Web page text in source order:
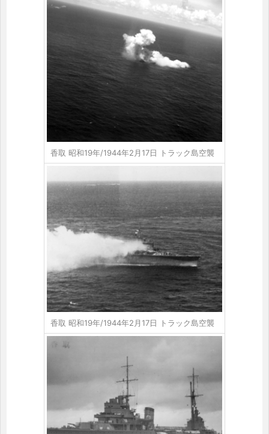
香取 昭和19年/1944年2月17日 トラック島空襲
香取 昭和19年/1944年2月17日 トラック島空襲